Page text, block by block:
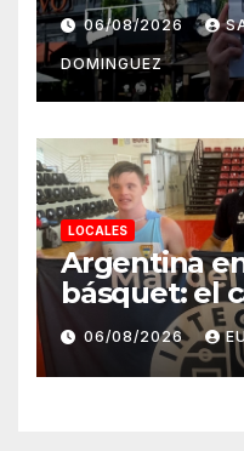
contra la
Mar del
06/08/2026
DOMINGUEZ
LOCALES
Argentina
básquet: el
esfuerzo
que valió
06/08/2026